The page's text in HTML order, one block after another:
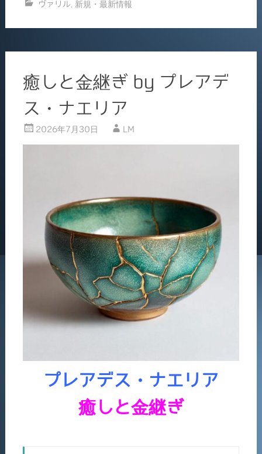
e
b
o
k
l
ヴァリル 新規・最新情報
癒しと金継ぎ by プレアデ
ス・ナエリア
2026年7月30日 LM
プレアデス・ナエリア
癒しと金継ぎ